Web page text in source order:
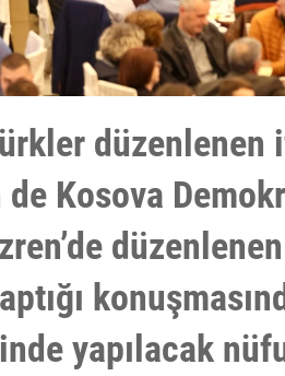
Kosova
yapılacak